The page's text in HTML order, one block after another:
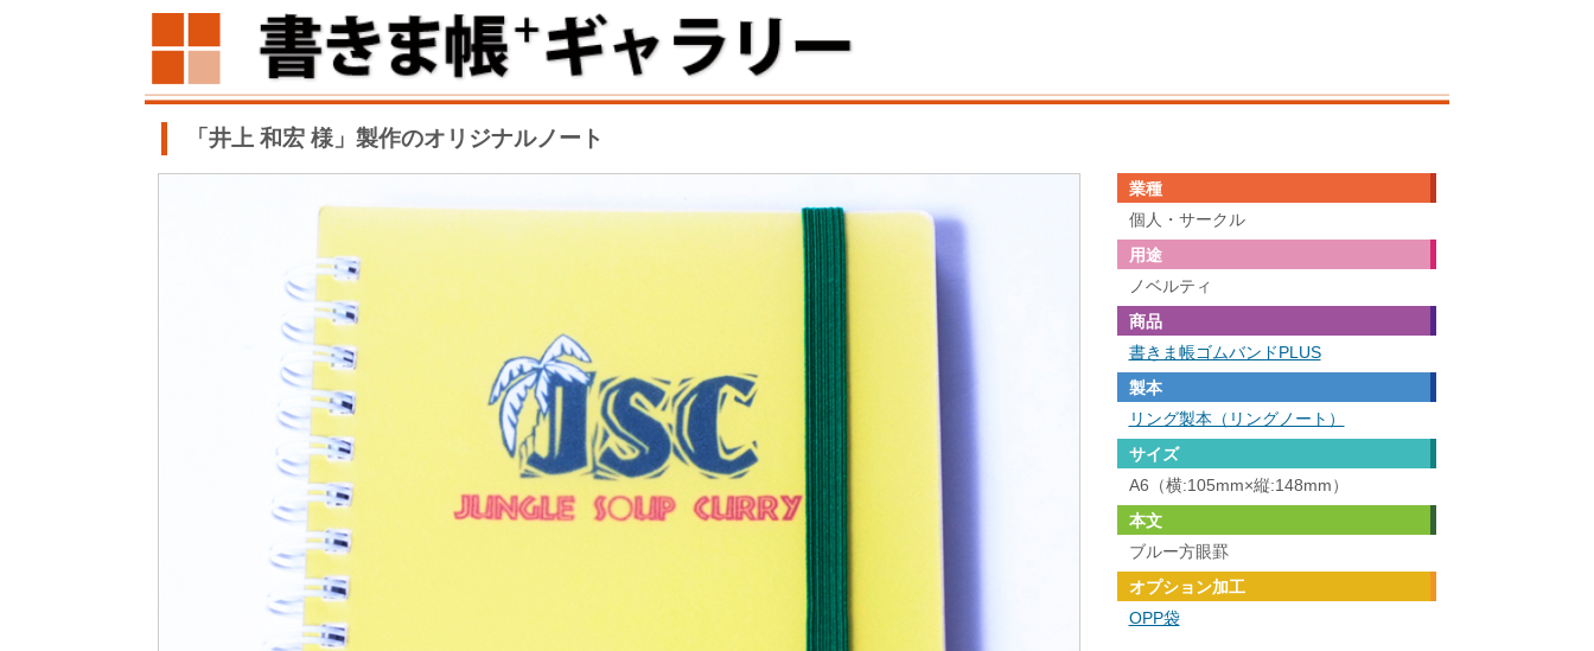
「井上 和宏 様」製作のオリジナルノート
業種
個人・サークル
用途
ノベルティ
商品
書きま帳ゴムバンドPLUS
製本
リング製本（リングノート）
サイズ
A6（横:105mm×縦:148mm）
本文
ブルー方眼罫
オプション加工
OPP袋